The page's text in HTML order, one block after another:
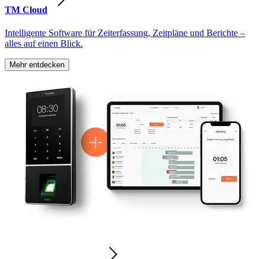
TM Cloud
Intelligente Software für Zeiterfassung, Zeitpläne und Berichte –
alles auf einen Blick.
Mehr entdecken